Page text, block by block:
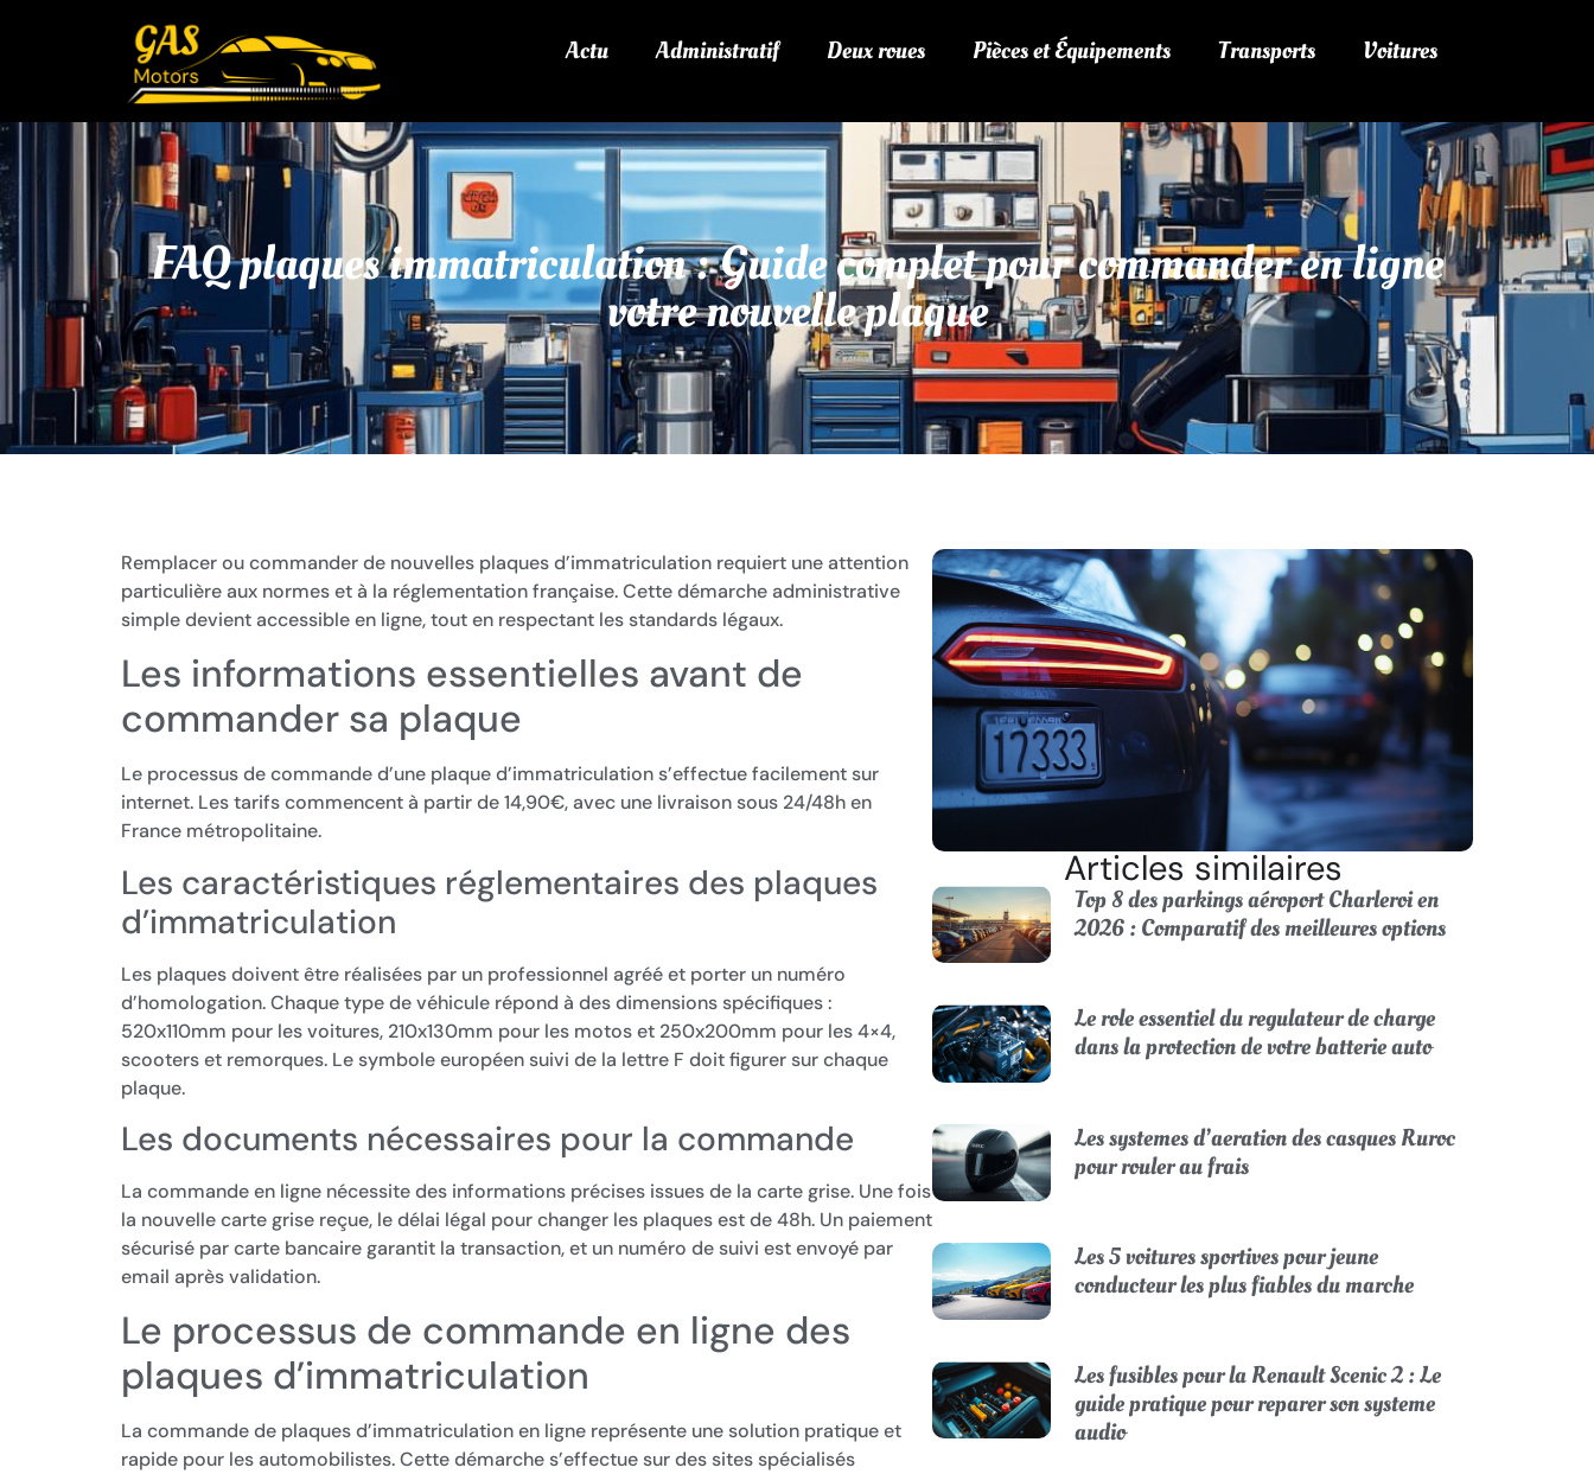
Actu Administratif Deux roues Pièces et Équipements Transports Voitures
FAQ plaques immatriculation : Guide complet pour commander en ligne
votre nouvelle plaque
Remplacer ou commander de nouvelles plaques d’immatriculation requiert une attention
particulière aux normes et à la réglementation française. Cette démarche administrative
simple devient accessible en ligne, tout en respectant les standards légaux.
Les informations essentielles avant de
commander sa plaque
Le processus de commande d’une plaque d’immatriculation s’effectue facilement sur
internet. Les tarifs commencent à partir de 14,90€, avec une livraison sous 24/48h en
France métropolitaine.
Les caractéristiques réglementaires des plaques
d’immatriculation
Les plaques doivent être réalisées par un professionnel agréé et porter un numéro
d’homologation. Chaque type de véhicule répond à des dimensions spécifiques :
520x110mm pour les voitures, 210x130mm pour les motos et 250x200mm pour les 4×4,
scooters et remorques. Le symbole européen suivi de la lettre F doit figurer sur chaque
plaque.
Les documents nécessaires pour la commande
La commande en ligne nécessite des informations précises issues de la carte grise. Une fois
la nouvelle carte grise reçue, le délai légal pour changer les plaques est de 48h. Un paiement
sécurisé par carte bancaire garantit la transaction, et un numéro de suivi est envoyé par
email après validation.
Le processus de commande en ligne des
plaques d’immatriculation
La commande de plaques d’immatriculation en ligne représente une solution pratique et
rapide pour les automobilistes. Cette démarche s’effectue sur des sites spécialisés
Articles similaires
Top 8 des parkings aéroport Charleroi en
2026 : Comparatif des meilleures options
Le role essentiel du regulateur de charge
dans la protection de votre batterie auto
Les systemes d’aeration des casques Ruroc
pour rouler au frais
Les 5 voitures sportives pour jeune
conducteur les plus fiables du marche
Les fusibles pour la Renault Scenic 2 : Le
guide pratique pour reparer son systeme
audio